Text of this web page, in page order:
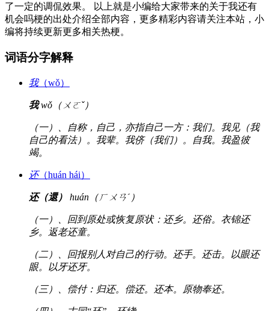
了一定的调侃效果。 以上就是小编给大家带来的关于我还有
机会吗梗的出处介绍全部内容，更多精彩内容请关注本站，小
编将持续更新更多相关热梗。
词语分字解释
我（wǒ）
我wǒ（ㄨㄛˇ）
（一）、自称，自己，亦指自己一方：我们。我见（我
自己的看法）。我辈。我侪（我们）。自我。我盈彼
竭。
还（huán hái）
还（還） huán（ㄏㄨㄢˊ）
（一）、回到原处或恢复原状：还乡。还俗。衣锦还
乡。返老还童。
（二）、回报别人对自己的行动。还手。还击。以眼还
眼。以牙还牙。
（三）、偿付：归还。偿还。还本。原物奉还。